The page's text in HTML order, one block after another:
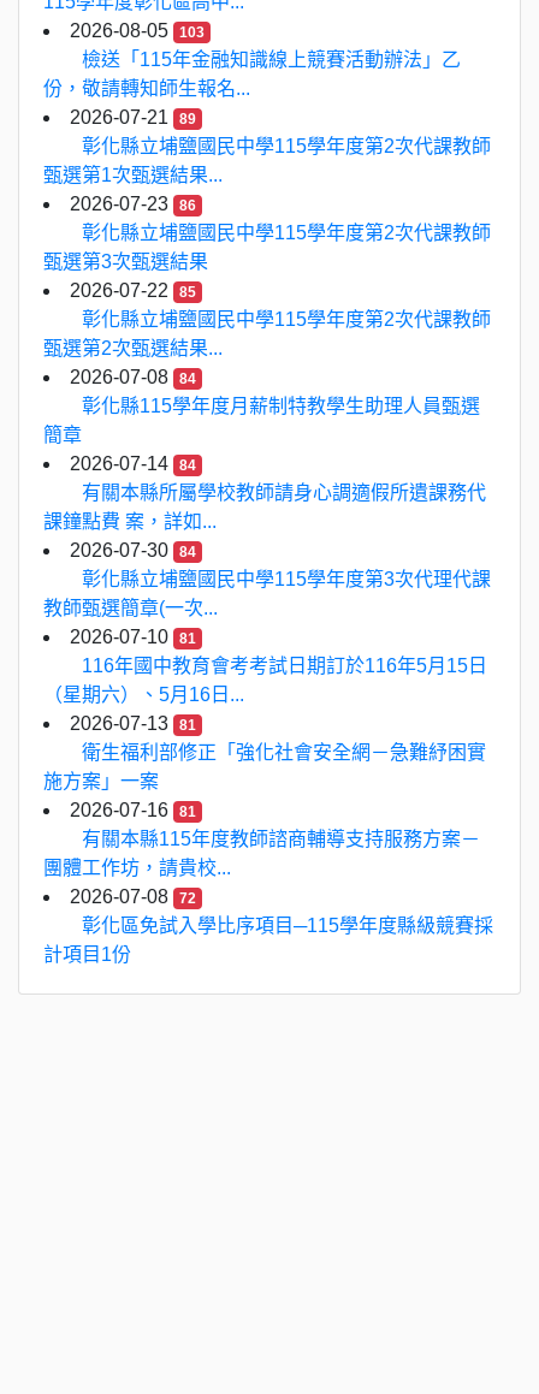
2026-08-05
103
檢送「115年金融知識線上競賽活動辦法」乙
份，敬請轉知師生報名...
2026-07-21
89
彰化縣立埔鹽國民中學115學年度第2次代課教師
甄選第1次甄選結果...
2026-07-23
86
彰化縣立埔鹽國民中學115學年度第2次代課教師
甄選第3次甄選結果
2026-07-22
85
彰化縣立埔鹽國民中學115學年度第2次代課教師
甄選第2次甄選結果...
2026-07-08
84
彰化縣115學年度月薪制特教學生助理人員甄選
簡章
2026-07-14
84
有關本縣所屬學校教師請身心調適假所遺課務代
課鐘點費 案，詳如...
2026-07-30
84
彰化縣立埔鹽國民中學115學年度第3次代理代課
教師甄選簡章(一次...
2026-07-10
81
116年國中教育會考考試日期訂於116年5月15日
（星期六）、5月16日...
2026-07-13
81
衛生福利部修正「強化社會安全網－急難紓困實
施方案」一案
2026-07-16
81
有關本縣115年度教師諮商輔導支持服務方案－
團體工作坊，請貴校...
2026-07-08
72
彰化區免試入學比序項目─115學年度縣級競賽採
計項目1份